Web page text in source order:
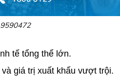
tế tổng thể lớn.
giá trị xuất khẩu vượt trội.